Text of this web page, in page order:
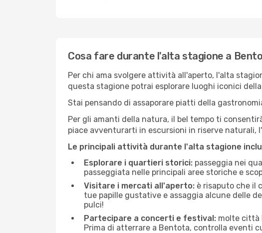
Cosa fare durante l'alta stagione a
Per chi ama svolgere attività all'aperto, l'alta
questa stagione potrai esplorare luoghi iconici
Stai pensando di assaporare piatti della
Per gli amanti della natura, il bel tempo ti
piace avventurarti in escursioni in riserve naturali,
Le principali attività durante l'alta stagione
Esplorare i quartieri storici: passeggia nei
passeggiata nelle principali aree storiche e
Visitare i mercati all'aperto: è risaputo che il
tue papille gustative e assaggia alcune delle
pulci!
Partecipare a concerti e festival: molte città
Prima di atterrare a Bentota, controlla eventi